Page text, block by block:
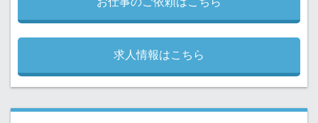
求人情報はこちら